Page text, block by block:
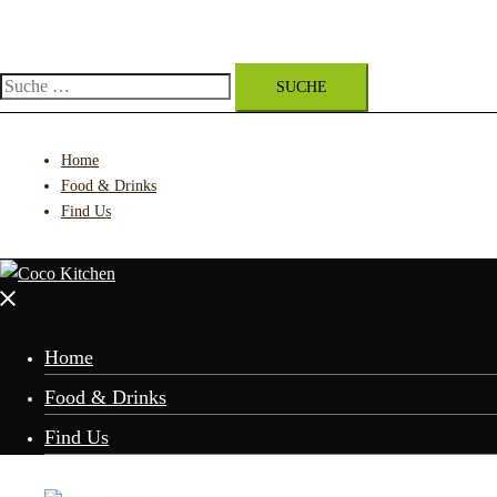
springen
Suche
nach:
Home
Food & Drinks
Find Us
Menü
Home
Food & Drinks
Find Us